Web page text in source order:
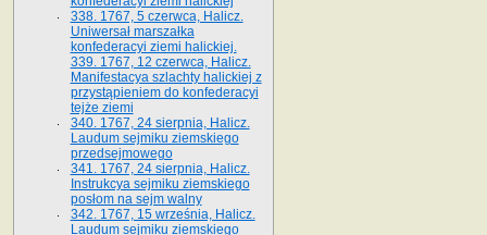
338. 1767, 5 czerwca, Halicz.
Uniwersał marszałka
konfederacyi ziemi halickiej.
339. 1767, 12 czerwca, Halicz.
Manifestacya szlachty halickiej z
przystąpieniem do konfederacyi
tejże ziemi
340. 1767, 24 sierpnia, Halicz.
Laudum sejmiku ziemskiego
przedsejmowego
341. 1767, 24 sierpnia, Halicz.
Instrukcya sejmiku ziemskiego
posłom na sejm walny
342. 1767, 15 września, Halicz.
Laudum sejmiku ziemskiego